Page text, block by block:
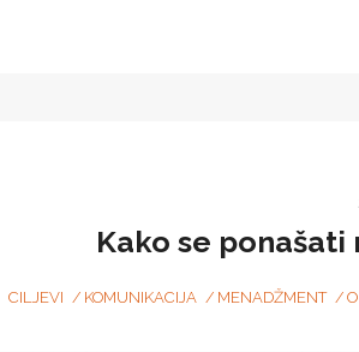
Kako se ponašati
CILJEVI KOMUNIKACIJA MENADŽMENT